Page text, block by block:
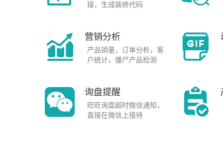
接，生成装修代码
营销分析
产品销量，订单分析，客
户统计，僵尸产品检测
询盘提醒
旺旺询盘超时微信通知，
直接在微信上接待